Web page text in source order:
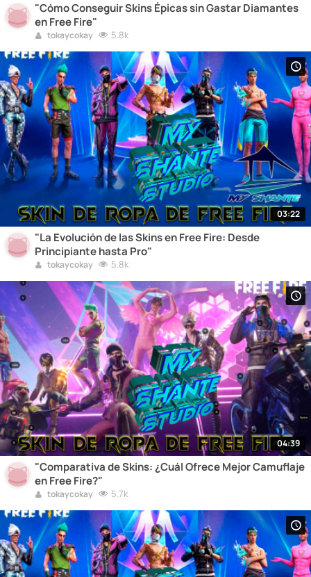
"Cómo Conseguir Skins Épicas sin Gastar Diamantes
en Free Fire"
tokaycokay 5.8k
03:22
"La Evolución de las Skins en Free Fire: Desde
Principiante hasta Pro"
tokaycokay 5.8k
04:39
"Comparativa de Skins: ¿Cuál Ofrece Mejor Camuflaje
en Free Fire?"
tokaycokay 5.7k